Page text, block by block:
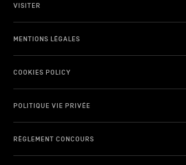
VISITER
MENTIONS LÉGALES
COOKIES POLICY
POLITIQUE VIE PRIVÉE
RÈGLEMENT CONCOURS